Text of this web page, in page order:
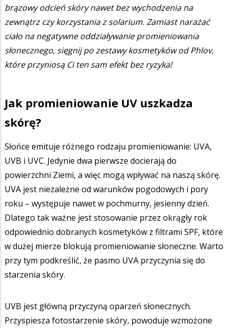
brązowy odcień skóry nawet bez wychodzenia na
zewnątrz czy korzystania z solarium. Zamiast narażać
ciało na negatywne oddziaływanie promieniowania
słonecznego, sięgnij po zestawy kosmetyków od Phlov,
które przyniosą Ci ten sam efekt bez ryzyka!
Jak promieniowanie UV uszkadza
skórę?
Słońce emituje różnego rodzaju promieniowanie: UVA,
UVB i UVC. Jedynie dwa pierwsze docierają do
powierzchni Ziemi, a więc mogą wpływać na naszą skórę.
UVA jest niezależne od warunków pogodowych i pory
roku – występuje nawet w pochmurny, jesienny dzień.
Dlatego tak ważne jest stosowanie przez okrągły rok
odpowiednio dobranych kosmetyków z filtrami SPF, które
w dużej mierze blokują promieniowanie słoneczne. Warto
przy tym podkreślić, że pasmo UVA przyczynia się do
starzenia skóry.
UVB jest główną przyczyną oparzeń słonecznych.
Przyspiesza fotostarzenie skóry, powoduje wzmożone